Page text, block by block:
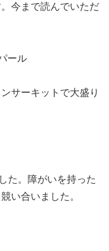
今まで読んでいただ
ール
サーキットで大盛り
た。障がいを持った
い合いました。